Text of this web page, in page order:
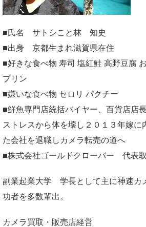
■氏名 サトシこと林 知史
■出身 京都生まれ滋賀県在住
■好きな食べ物 寿司 塩紅鮭 高野豆腐
プリン
■嫌いな食べ物 セロリ パクチー
■鮮魚専門店統括バイヤー、百貨店店
ストレスから体を壊し２０１３年嫁に
た会社を退職しカメラ転売の道へ
■株式会社ゴールドクローバー 代表
副業起業大学 学長として主に神速カ
功者を多数輩出。
カメラ買取・販売店経営